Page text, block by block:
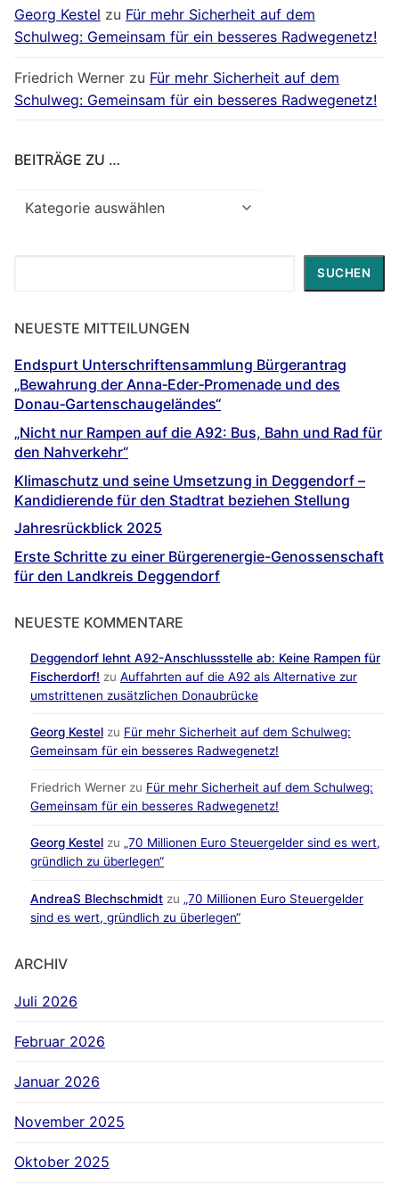
Georg Kestel zu Für mehr Sicherheit auf dem
Schulweg: Gemeinsam für ein besseres Radwegenetz!
Friedrich Werner zu Für mehr Sicherheit auf dem
Schulweg: Gemeinsam für ein besseres Radwegenetz!
BEITRÄGE ZU …
Beiträge
SUCHEN
NEUESTE MITTEILUNGEN
Endspurt Unterschriftensammlung Bürgerantrag
„Bewahrung der Anna‐Eder‐Promenade und des
Donau‐Gartenschaugeländes“
„Nicht nur Rampen auf die A92: Bus, Bahn und Rad für
den Nahverkehr“
Klimaschutz und seine Umsetzung in Deggendorf –
Kandidierende für den Stadtrat beziehen Stellung
Jahresrückblick 2025
Erste Schritte zu einer Bürgerenergie-Genossenschaft
für den Landkreis Deggendorf
NEUESTE KOMMENTARE
Deggendorf lehnt A92-Anschlussstelle ab: Keine Rampen für
Fischerdorf! zu Auffahrten auf die A92 als Alternative zur
umstrittenen zusätzlichen Donaubrücke
Georg Kestel zu Für mehr Sicherheit auf dem Schulweg:
Gemeinsam für ein besseres Radwegenetz!
Friedrich Werner zu Für mehr Sicherheit auf dem Schulweg:
Gemeinsam für ein besseres Radwegenetz!
Georg Kestel zu „70 Millionen Euro Steuergelder sind es wert,
gründlich zu überlegen“
AndreaS Blechschmidt zu „70 Millionen Euro Steuergelder
sind es wert, gründlich zu überlegen“
ARCHIV
Juli 2026
Februar 2026
Januar 2026
November 2025
Oktober 2025